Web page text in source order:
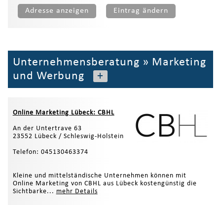
Adresse anzeigen Eintrag ändern
Unternehmensberatung » Marketing
und Werbung
+
Online Marketing Lübeck: CBHL
An der Untertrave 63
23552 Lübeck / Schleswig-Holstein
Telefon: 045130463374
Kleine und mittelständische Unternehmen können mit
Online Marketing von CBHL aus Lübeck kostengünstig die
Sichtbarke... mehr Details